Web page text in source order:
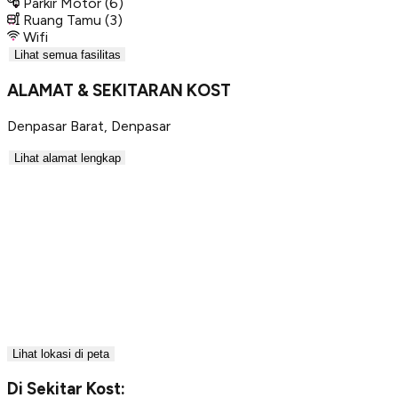
Ruang Tamu (3)
Wifi
Lihat semua fasilitas
ALAMAT & SEKITARAN KOST
Denpasar Barat Denpasar
Lihat alamat lengkap
Lihat lokasi di peta
Di Sekitar Kost: